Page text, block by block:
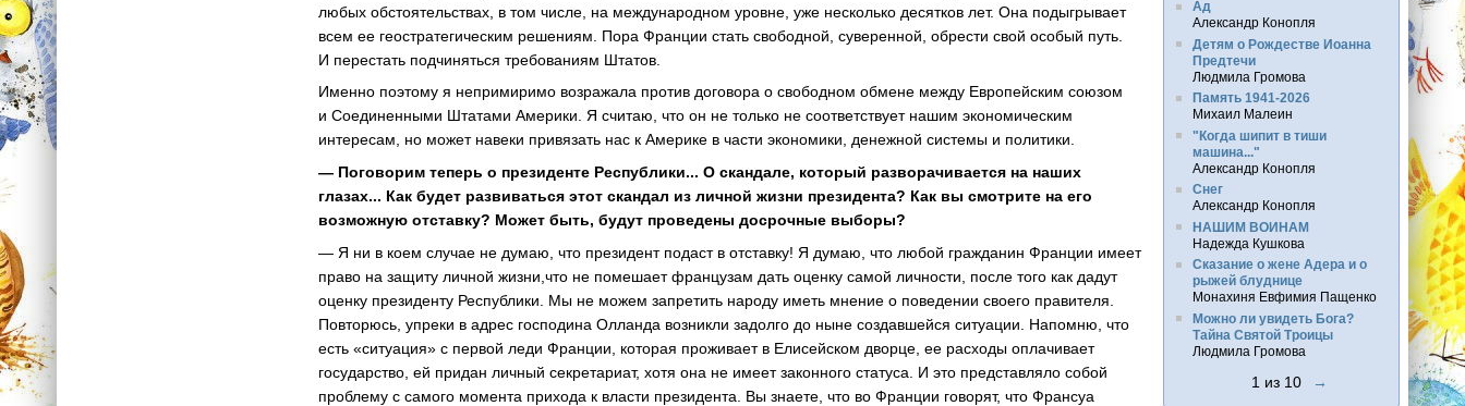
любых обстоятельствах, в том числе, на международном уровне, уже несколько десятков лет. Она подыгрывает
всем ее геостратегическим решениям. Пора Франции стать свободной, суверенной, обрести свой особый путь.
И перестать подчиняться требованиям Штатов.
Именно поэтому я непримиримо возражала против договора о свободном обмене между Европейским союзом
и Соединенными Штатами Америки. Я считаю, что он не только не соответствует нашим экономическим
интересам, но может навеки привязать нас к Америке в части экономики, денежной системы и политики.
— Поговорим теперь о президенте Республики... О скандале, который разворачивается на наших
глазах... Как будет развиваться этот скандал из личной жизни президента? Как вы смотрите на его
возможную отставку? Может быть, будут проведены досрочные выборы?
— Я ни в коем случае не думаю, что президент подаст в отставку! Я думаю, что любой гражданин Франции имеет
право на защиту личной жизни,что не помешает французам дать оценку самой личности, после того как дадут
оценку президенту Республики. Мы не можем запретить народу иметь мнение о поведении своего правителя.
Повторюсь, упреки в адрес господина Олланда возникли задолго до ныне создавшейся ситуации. Напомню, что
есть «ситуация» с первой леди Франции, которая проживает в Елисейском дворце, ее расходы оплачивает
государство, ей придан личный секретариат, хотя она не имеет законного статуса. И это представляло собой
проблему с самого момента прихода к власти президента. Вы знаете, что во Франции говорят, что Франсуа
Ад
Александр Конопля
Детям о Рождестве Иоанна
Предтечи
Людмила Громова
Память 1941-2026
Михаил Малеин
"Когда шипит в тиши
машина..."
Александр Конопля
Снег
Александр Конопля
НАШИМ ВОИНАМ
Надежда Кушкова
Сказание о жене Адера и о
рыжей блуднице
Монахиня Евфимия Пащенко
Можно ли увидеть Бога?
Тайна Святой Троицы
Людмила Громова
1 из 10 →